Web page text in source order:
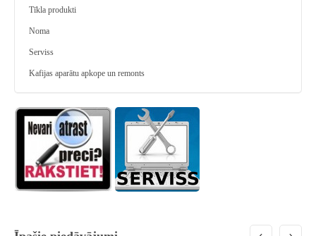
Tīkla produkti
Noma
Serviss
Kafijas aparātu apkope un remonts